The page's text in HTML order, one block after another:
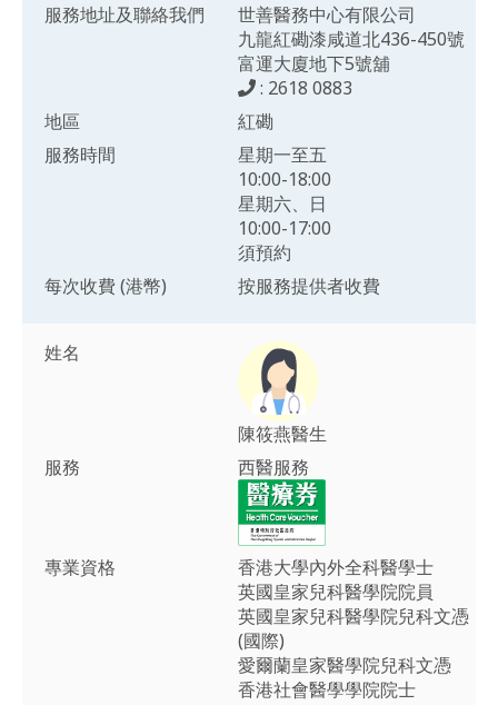
服務地址及聯絡我們
世善醫務中心有限公司
九龍紅磡漆咸道北436-450號
富運大廈地下5號舖
: 2618 0883
地區
紅磡
服務時間
星期一至五
10:00-18:00
星期六、日
10:00-17:00
須預約
每次收費 (港幣)
按服務提供者收費
姓名
陳筱燕醫生
服務
西醫服務
專業資格
香港大學內外全科醫學士
英國皇家兒科醫學院院員
英國皇家兒科醫學院兒科文憑
(國際)
愛爾蘭皇家醫學院兒科文憑
香港社會醫學學院院士